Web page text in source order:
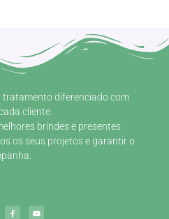
tratamento diferenciado com
cliente.
brindes e presentes
os seus projetos e garantir o